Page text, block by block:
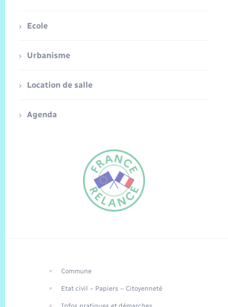
EN
Ecole
Urbanisme
Location de salle
Agenda
Commune
Etat civil – Papiers – Citoyenneté